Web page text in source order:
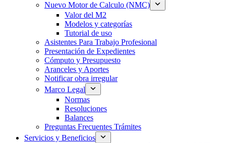
Nuevo Motor de Calculo (NMC)
Valor del M2
Modelos y categorías
Tutorial de uso
Asistentes Para Trabajo Profesional
Presentación de Expedientes
Cómputo y Presupuesto
Aranceles y Aportes
Notificar obra irregular
Marco Legal
Normas
Resoluciones
Balances
Preguntas Frecuentes Trámites
Servicios y Beneficios